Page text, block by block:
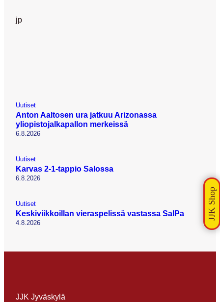
jp
Uutiset
Anton Aaltosen ura jatkuu Arizonassa
yliopistojalkapallon merkeissä
6.8.2026
Uutiset
Karvas 2-1-tappio Salossa
6.8.2026
Uutiset
Keskiviikkoillan vieraspelissä vastassa SalPa
4.8.2026
JJK Jyväskylä